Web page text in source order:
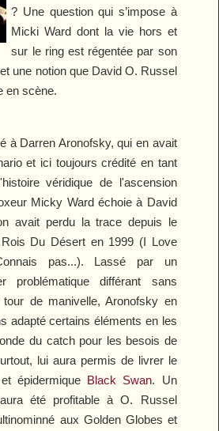
? Une question qui s’impose à
Micki Ward dont la vie hors et
sur le ring est régentée par son
une notion que David O. Russel
en scène.
à Darren Aronofsky, qui en avait
et ici toujours crédité en tant
véridique de l'ascension
Micky Ward échoie à David
avait perdu la trace depuis le
Du Désert en 1999 (I Love
pas...). Lassé par un
problématique différant sans
de manivelle, Aronofsky en
adapté certains éléments en les
du catch pour les besois de
lui aura permis de livrer le
épidermique Black Swan. Un
été profitable à O. Russel
aux Golden Globes et